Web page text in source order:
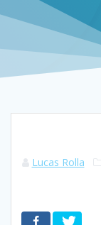
Lucas Rolla